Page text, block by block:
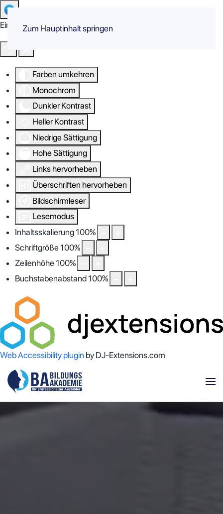
Eingabehilfen öffnen
Farben umkehren
Monochrom
Dunkler Kontrast
Heller Kontrast
Niedrige Sättigung
Hohe Sättigung
Links hervorheben
Überschriften hervorheben
Bildschirmleser
Lesemodus
Inhaltsskalierung100%
Schriftgröße100%
Zeilenhöhe100%
Buchstabenabstand100%
Web Accessibility plugin by DJ-Extensions.com
Zum Hauptinhalt springen